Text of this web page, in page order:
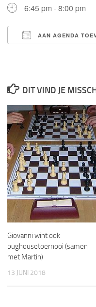
6:45 pm - 8:00 pm
AAN AGENDA
DIT VIND JE
Giovanni wint ook
bughousetoernooi (samen
met Martin)
13 JUNI 2018